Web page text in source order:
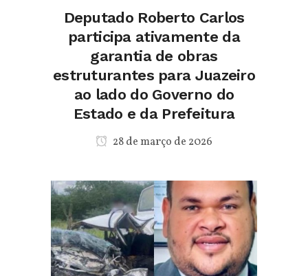
Deputado Roberto Carlos
participa ativamente da
garantia de obras
estruturantes para Juazeiro
ao lado do Governo do
Estado e da Prefeitura
28 de março de 2026